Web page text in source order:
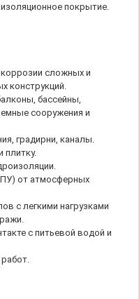
покрытие.
сложных и
конструкций.
бассейны,
сооружения и
градирни, каналы.
плитку.
от атмосферных
с легкими нагрузками
с питьевой водой и